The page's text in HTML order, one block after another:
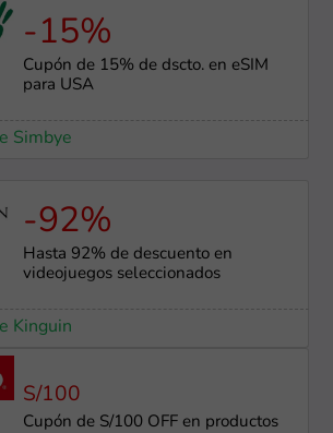
-15%
Cupón de 15% de dscto. en eSIM
para USA
Simbye
-92%
Hasta 92% de descuento en
videojuegos seleccionados
Kinguin
S/100
Cupón de S/100 OFF en productos